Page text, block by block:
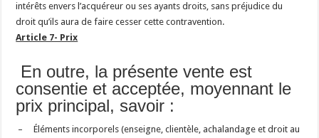
intérêts envers l’acquéreur ou ses ayants droits, sans préjudice du
droit qu’ils aura de faire cesser cette contravention.
Article 7- Prix
En outre, la présente vente est
consentie et acceptée, moyennant le
prix principal, savoir :
– Éléments incorporels (enseigne, clientèle, achalandage et droit au